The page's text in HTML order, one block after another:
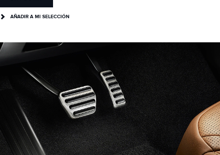
AÑADIR A MI SELECCIÓN